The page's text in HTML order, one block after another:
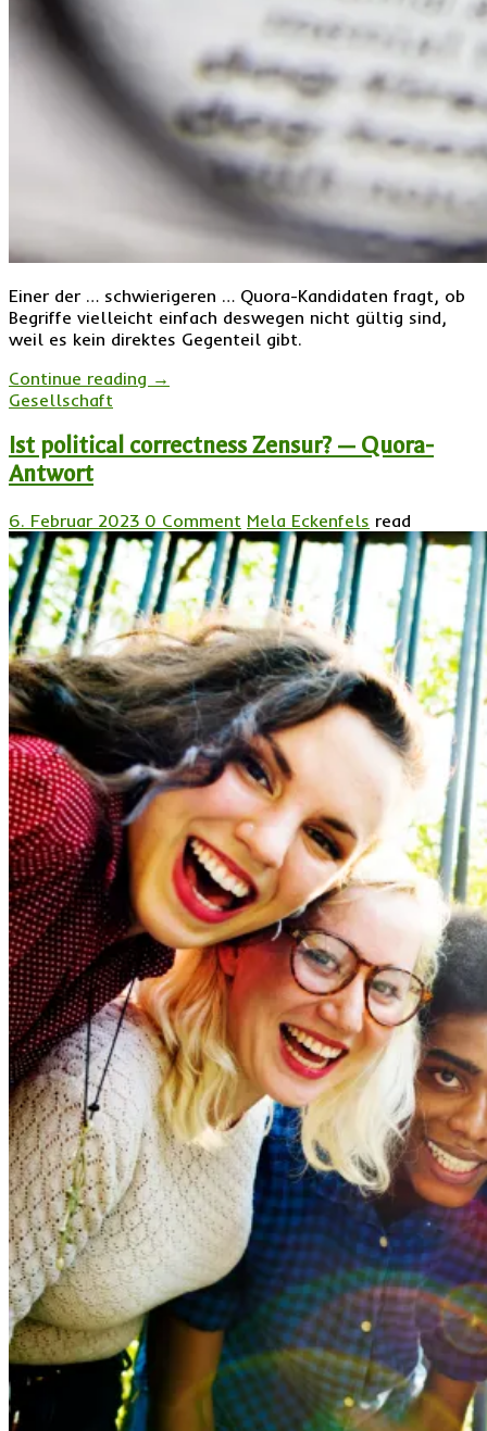
Einer der … schwierigeren … Quora-Kandidaten fragt, ob
Begriffe vielleicht einfach deswegen nicht gültig sind,
weil es kein direktes Gegenteil gibt.
Continue reading →
Gesellschaft
Ist political correctness Zensur? — Quora-
Antwort
6. Februar 2023 0 Comment Mela Eckenfels read